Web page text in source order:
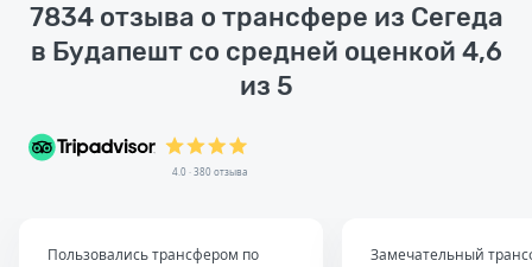
7834 отзыва о трансфере из Сегеда
в Будапешт со средней оценкой 4,6
из 5
4.0 · 380 отзыва
Пользовались трансфером по
Замечательный